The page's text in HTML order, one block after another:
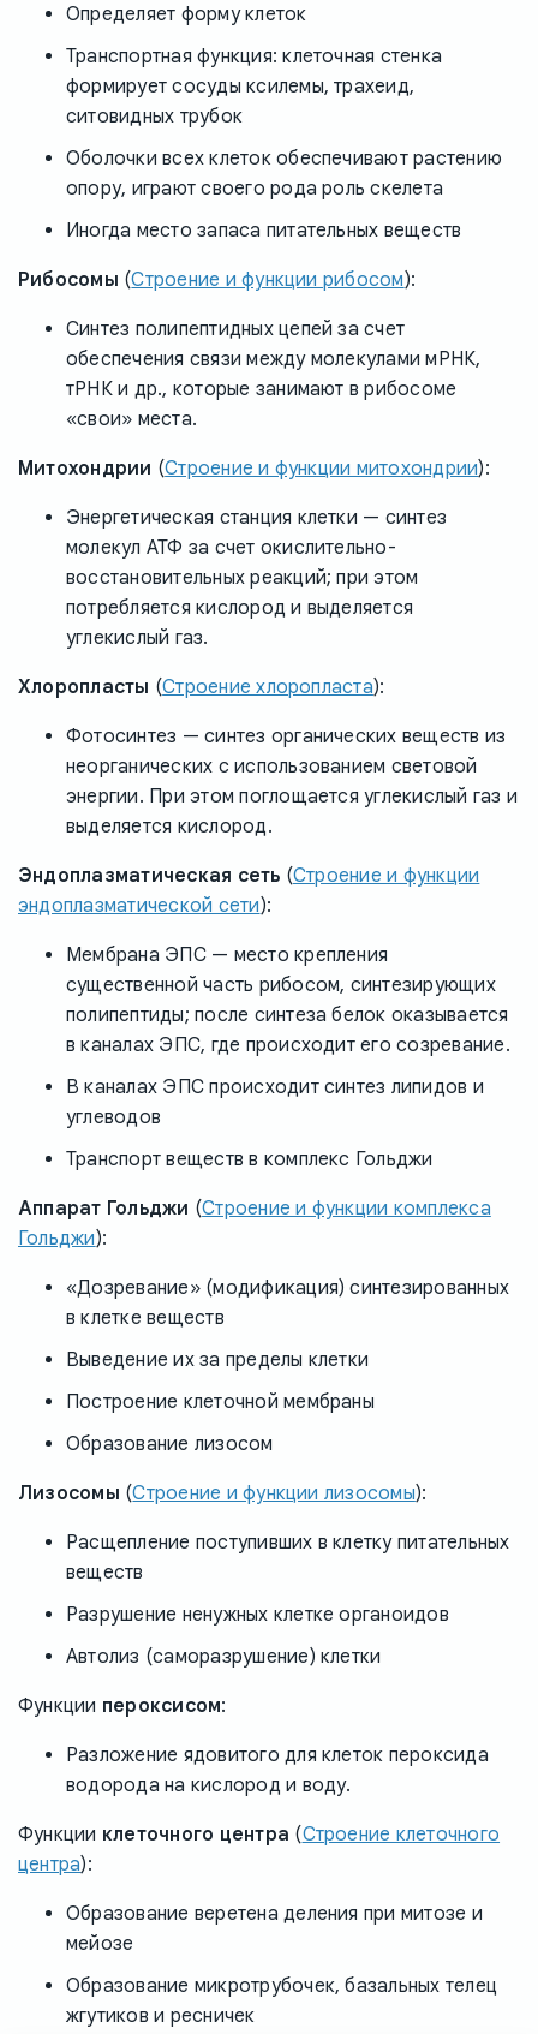
Определяет форму клеток
Транспортная функция: клеточная стенка
формирует сосуды ксилемы, трахеид,
ситовидных трубок
Оболочки всех клеток обеспечивают растению
опору, играют своего рода роль скелета
Иногда место запаса питательных веществ
Рибосомы (Строение и функции рибосом):
Синтез полипептидных цепей за счет
обеспечения связи между молекулами мРНК,
тРНК и др., которые занимают в рибосоме
«свои» места.
Митохондрии (Строение и функции митохондрии):
Энергетическая станция клетки — синтез
молекул АТФ за счет окислительно-
восстановительных реакций; при этом
потребляется кислород и выделяется
углекислый газ.
Хлоропласты (Строение хлоропласта):
Фотосинтез — синтез органических веществ из
неорганических с использованием световой
энергии. При этом поглощается углекислый газ и
выделяется кислород.
Эндоплазматическая сеть (Строение и функции
эндоплазматической сети):
Мембрана ЭПС — место крепления
существенной часть рибосом, синтезирующих
полипептиды; после синтеза белок оказывается
в каналах ЭПС, где происходит его созревание.
В каналах ЭПС происходит синтез липидов и
углеводов
Транспорт веществ в комплекс Гольджи
Аппарат Гольджи (Строение и функции комплекса
Гольджи):
«Дозревание» (модификация) синтезированных
в клетке веществ
Выведение их за пределы клетки
Построение клеточной мембраны
Образование лизосом
Лизосомы (Строение и функции лизосомы):
Расщепление поступивших в клетку питательных
веществ
Разрушение ненужных клетке органоидов
Автолиз (саморазрушение) клетки
Функции пероксисом:
Разложение ядовитого для клеток пероксида
водорода на кислород и воду.
Функции клеточного центра (Строение клеточного
центра):
Образование веретена деления при митозе и
мейозе
Образование микротрубочек, базальных телец
жгутиков и ресничек